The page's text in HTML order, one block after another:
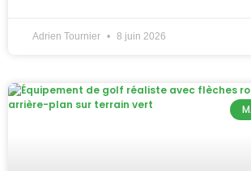
Adrien Tournier 8 juin 2026